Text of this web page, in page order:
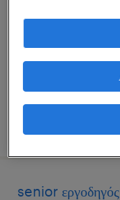
ανατολική
δημοσιεύτηκε 22
senior